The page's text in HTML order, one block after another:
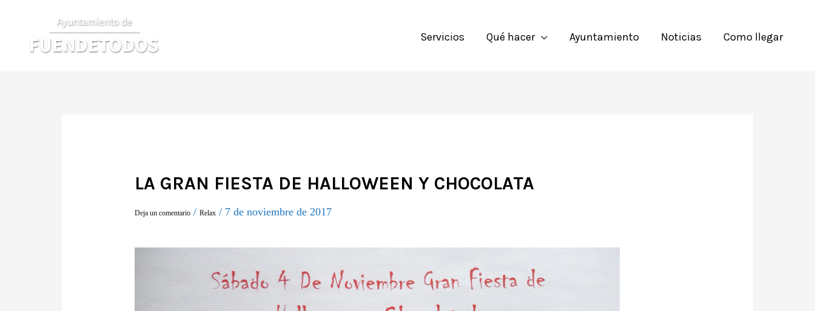
contenido
Servicios Qué hacer Ayuntamiento Noticias Como llegar
LA GRAN FIESTA DE HALLOWEEN Y CHOCOLATA
Deja un comentario /Relax / 7 de noviembre de 2017